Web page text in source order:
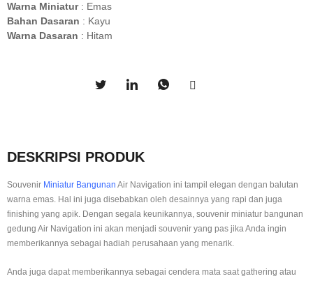
Warna Miniatur: Emas
Bahan Dasaran : Kayu
Warna Dasaran : Hitam
DESKRIPSI PRODUK
Souvenir Miniatur Bangunan Air Navigation ini tampil elegan dengan balutan
warna emas. Hal ini juga disebabkan oleh desainnya yang rapi dan juga
finishing yang apik. Dengan segala keunikannya, souvenir miniatur bangunan
gedung Air Navigation ini akan menjadi souvenir yang pas jika Anda ingin
memberikannya sebagai hadiah perusahaan yang menarik.
Anda juga dapat memberikannya sebagai cendera mata saat gathering atau